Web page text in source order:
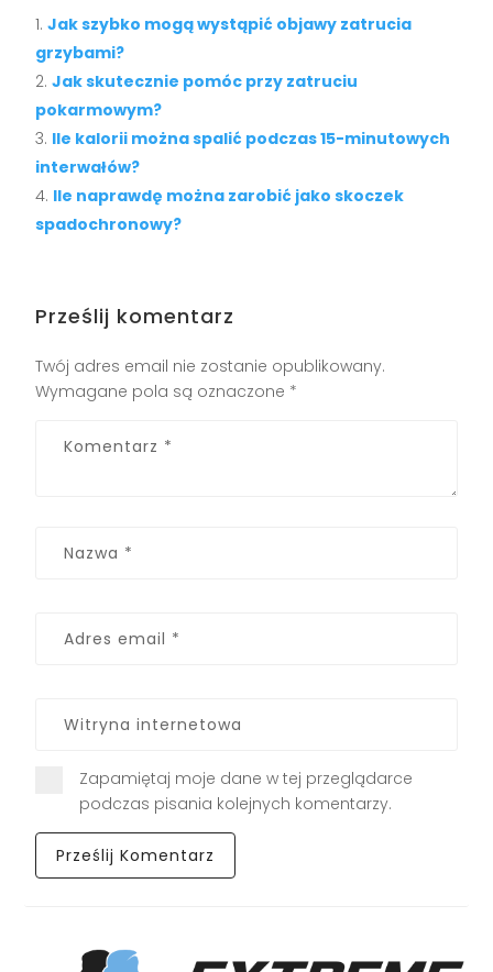
Jak szybko mogą wystąpić objawy zatrucia
grzybami?
Jak skutecznie pomóc przy zatruciu
pokarmowym?
Ile kalorii można spalić podczas 15-minutowych
interwałów?
Ile naprawdę można zarobić jako skoczek
spadochronowy?
Prześlij komentarz
Twój adres email nie zostanie opublikowany.
Wymagane pola są oznaczone *
Zapamiętaj moje dane w tej przeglądarce
podczas pisania kolejnych komentarzy.